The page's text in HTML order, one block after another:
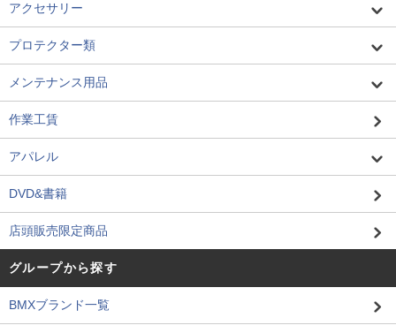
アクセサリー
プロテクター類
メンテナンス用品
作業工賃
アパレル
DVD&書籍
店頭販売限定商品
グループから探す
BMXブランド一覧